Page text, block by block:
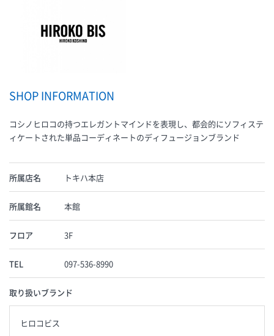
SHOP INFORMATION
コシノヒロコの持つエレガントマインドを表現し、都会的にソフィステ
ィケートされた単品コーディネートのディフュージョンブランド
所属店名 トキハ本店
所属館名 本館
フロア 3F
TEL 097-536-8990
取り扱いブランド
ヒロコビス